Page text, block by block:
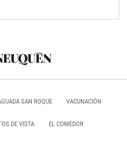
SAN ROQUE VACUNACIÓN
DE VISTA EL COMEDOR